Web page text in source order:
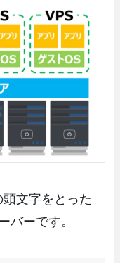
文字をとった
バーです。